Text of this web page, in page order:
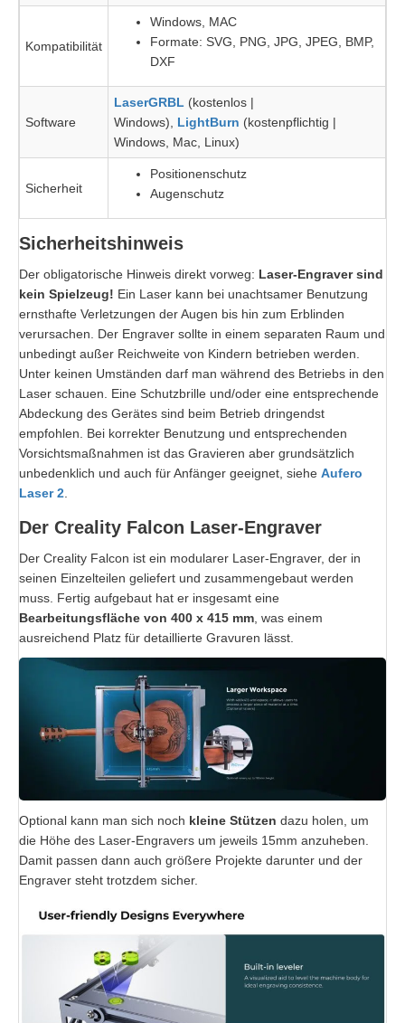
Kompatibilität
Windows, MAC
Formate: SVG, PNG, JPG, JPEG, BMP,
DXF
Software
LaserGRBL (kostenlos |
Windows), LightBurn (kostenpflichtig |
Windows, Mac, Linux)
Sicherheit
Positionenschutz
Augenschutz
Sicherheitshinweis
Der obligatorische Hinweis direkt vorweg: Laser-Engraver sind
kein Spielzeug! Ein Laser kann bei unachtsamer Benutzung
ernsthafte Verletzungen der Augen bis hin zum Erblinden
verursachen. Der Engraver sollte in einem separaten Raum und
unbedingt außer Reichweite von Kindern betrieben werden.
Unter keinen Umständen darf man während des Betriebs in den
Laser schauen. Eine Schutzbrille und/oder eine entsprechende
Abdeckung des Gerätes sind beim Betrieb dringendst
empfohlen. Bei korrekter Benutzung und entsprechenden
Vorsichtsmaßnahmen ist das Gravieren aber grundsätzlich
unbedenklich und auch für Anfänger geeignet, siehe Aufero
Laser 2
Der Creality Falcon Laser-Engraver
Der Creality Falcon ist ein modularer Laser-Engraver, der in
seinen Einzelteilen geliefert und zusammengebaut werden
muss. Fertig aufgebaut hat er insgesamt eine
Bearbeitungsfläche von 400 x 415 mm , was einem
ausreichend Platz für detaillierte Gravuren lässt.
Optional kann man sich noch kleine Stützen dazu holen, um
die Höhe des Laser-Engravers um jeweils 15mm anzuheben.
Damit passen dann auch größere Projekte darunter und der
Engraver steht trotzdem sicher.